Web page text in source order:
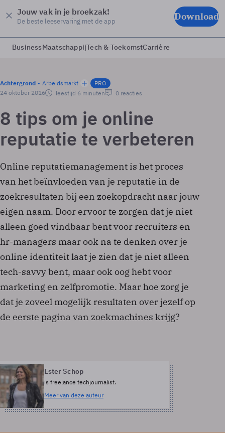
Jouw vak in je broekzak!
De beste leeservaring met de app Download
BusinessMaatschappijTech & ToekomstCarrière
Achtergrond Arbeidsmarkt
PRO
24 oktober 2016
leestijd 6 minuten 0 reacties
8 tips om je online
reputatie te verbeteren
Online reputatiemanagement is het proces
van het beïnvloeden van je reputatie in de
zoekresultaten bij een zoekopdracht naar jouw
eigen naam. Door ervoor te zorgen dat je niet
alleen goed vindbaar bent voor recruiters en
hr-managers maar ook na te denken over je
online identiteit laat je zien dat je niet alleen
tech-savvy bent, maar ook oog hebt voor
marketing en zelfpromotie. Maar hoe zorg je
dat je zoveel mogelijk resultaten over jezelf op
de eerste pagina van zoekmachines krijg?
Ester Schop
is freelance techjournalist.
Meer van deze auteur